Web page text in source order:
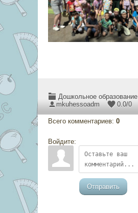
Дошкольное образование
mkuhessoadm
0.0/0
Всего комментариев: 0
Войдите:
Отправить